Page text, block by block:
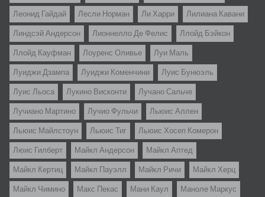
Леонид Гайдай Лесли Норман Ли Харри Лилиана Кавани
Линдсэй Андерсон Лионнелло Де Фелис Ллойд Бэйкон
Ллойд Кауфман Лоуренс Оливье Луи Маль
Луиджи Дзампа Луиджи Коменчини Луис Бунюэль
Луис Льоса Лукино Висконти Лучано Сальче
Лучиано Мартино Лучио Фульчи Льюис Аллен
Льюис Майлстоун Льюис Тиг Льюис Хосеп Комерон
Люис Гилберт Майкл Андерсон Майкл Аптед
Майкл Кертиц Майкл Пауэлл Майкл Ричи Майкл Херц
Майкл Чимино Макс Пекас Мани Каул Маноле Маркус